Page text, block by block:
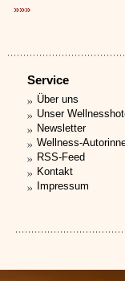
»»»
Service
Über uns
Unser
Newsletter
Wellness-
RSS-Feed
Kontakt
Impressum